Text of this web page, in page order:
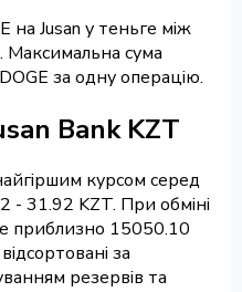
на Jusan у теньге між
Максимальна сума
за одну операцію.
Bank KZT
курсом серед
- 31.92 KZT. При обміні
приблизно 15050.10
за
резервів та